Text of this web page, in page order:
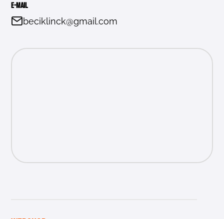
E-mail
beciklinck@gmail.com